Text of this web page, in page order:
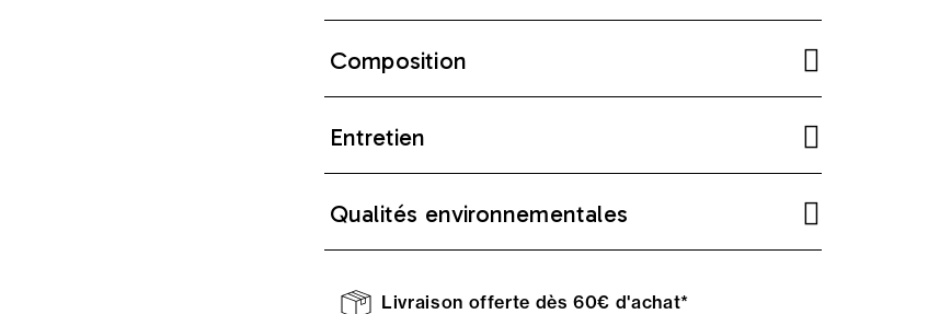
Composition
Entretien
Qualités environnementales
Livraison offerte dès 60€ d'achat*